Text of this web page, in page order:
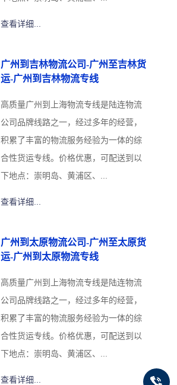
查看详细...
广州到吉林物流公司-广州至吉林货
运-广州到吉林物流专线
高质量广州到上海物流专线是陆连物流
公司品牌线路之一，经过多年的经营，
积累了丰富的物流服务经验为一体的综
合性货运专线。价格优惠，可配送到以
下地点：崇明岛、黄浦区、...
查看详细...
广州到太原物流公司-广州至太原货
运-广州到太原物流专线
高质量广州到上海物流专线是陆连物流
公司品牌线路之一，经过多年的经营，
积累了丰富的物流服务经验为一体的综
合性货运专线。价格优惠，可配送到以
下地点：崇明岛、黄浦区、...
查看详细...